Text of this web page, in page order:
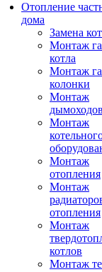
Отопление
дома
Замена
Монтаж
котла
Монтаж
колонки
Монтаж
Монтаж
Монтаж
отопления
Монтаж
отопления
Монтаж
котлов
Монтаж